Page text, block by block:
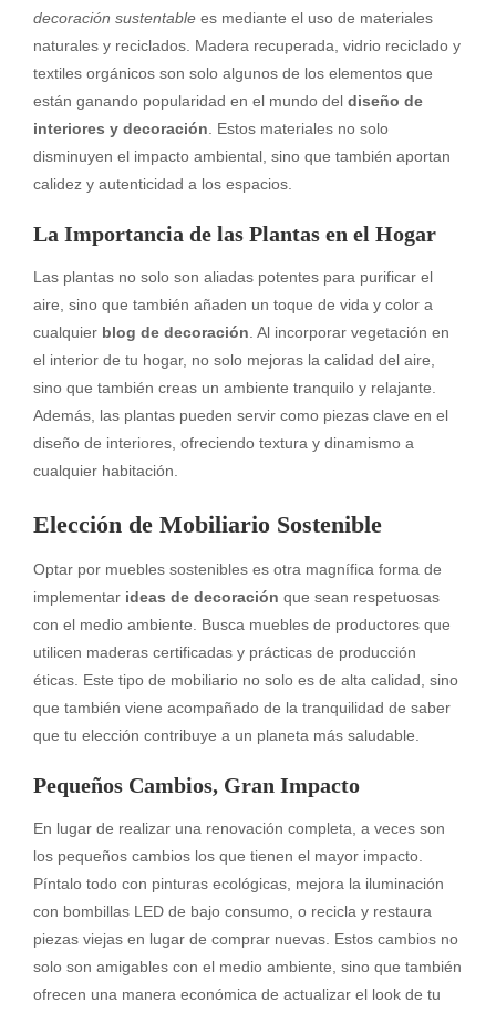
decoración sustentable es mediante el uso de materiales
naturales y reciclados. Madera recuperada, vidrio reciclado y
textiles orgánicos son solo algunos de los elementos que
están ganando popularidad en el mundo del diseño de
interiores y decoración . Estos materiales no solo
disminuyen el impacto ambiental, sino que también aportan
calidez y autenticidad a los espacios.
La Importancia de las Plantas en el Hogar
Las plantas no solo son aliadas potentes para purificar el
aire, sino que también añaden un toque de vida y color a
cualquier blog de decoración . Al incorporar vegetación en
el interior de tu hogar, no solo mejoras la calidad del aire,
sino que también creas un ambiente tranquilo y relajante.
Además, las plantas pueden servir como piezas clave en el
diseño de interiores, ofreciendo textura y dinamismo a
cualquier habitación.
Elección de Mobiliario Sostenible
Optar por muebles sostenibles es otra magnífica forma de
implementar ideas de decoración que sean respetuosas
con el medio ambiente. Busca muebles de productores que
utilicen maderas certificadas y prácticas de producción
éticas. Este tipo de mobiliario no solo es de alta calidad, sino
que también viene acompañado de la tranquilidad de saber
que tu elección contribuye a un planeta más saludable.
Pequeños Cambios, Gran Impacto
En lugar de realizar una renovación completa, a veces son
los pequeños cambios los que tienen el mayor impacto.
Píntalo todo con pinturas ecológicas, mejora la iluminación
con bombillas LED de bajo consumo, o recicla y restaura
piezas viejas en lugar de comprar nuevas. Estos cambios no
solo son amigables con el medio ambiente, sino que también
ofrecen una manera económica de actualizar el look de tu